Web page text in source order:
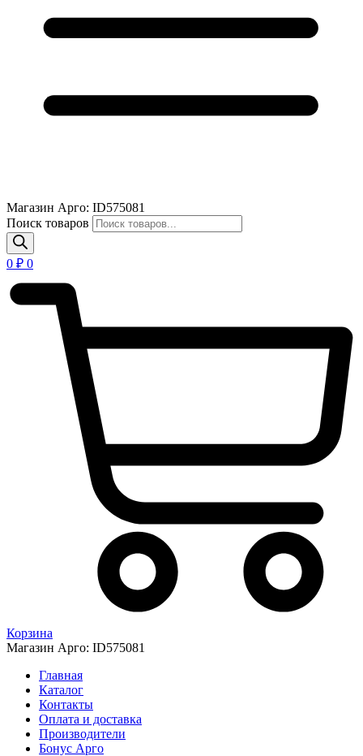
Магазин Арго: ID575081
Поиск товаров
0 ₽ 0
Корзина
Магазин Арго: ID575081
Главная
Каталог
Контакты
Оплата и доставка
Производители
Бонус Арго